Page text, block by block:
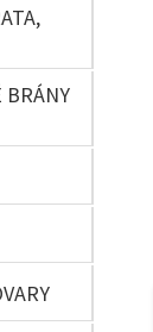
BRÁNY